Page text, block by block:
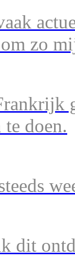
zo
te doen.
dit